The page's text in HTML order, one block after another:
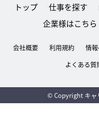
トップ 仕事を探す
企業様はこちら
会社概要 利用規約 情
よくある質
© Copyright キャ